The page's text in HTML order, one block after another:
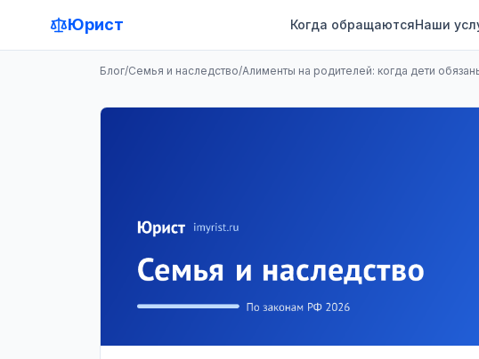
Юрист Когда обращаютсяНаши
Блог/Семья и наследство/Алименты на родителей: когда дети